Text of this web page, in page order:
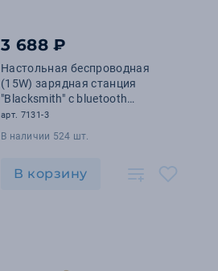
3 688 ₽
Настольная беспроводная
(15W) зарядная станция
"Blacksmith" с bluetooth
колонкой с подсветкой
арт. 7131-3
В наличии 524 шт.
В корзину